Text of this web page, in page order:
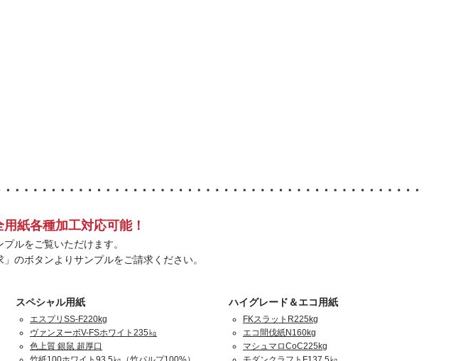
紙各種加工対応可能！
ルをご覧いただけます。
のボタンよりサンプルをご請求ください。
スペシャル用紙
エスプリSS-F220kg
ヴァンヌーボV-FSホワイト235㎏
色上質 銀鼠 超厚口
ハイグレード＆エコ用紙
FKスラットR225kg
エコ間伐紙N160kg
マシュマロCoC225kg